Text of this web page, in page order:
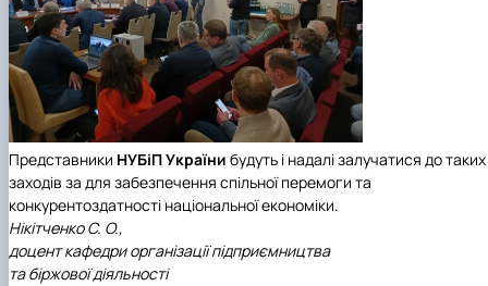
Представники НУБіП України будуть і надалі залучатися до таких
заходів за для забезпечення спільної перемоги та
конкурентоздатності національної економіки.
Нікітченко С. О.,
доцент кафедри організації підприємництва
та біржової діяльності